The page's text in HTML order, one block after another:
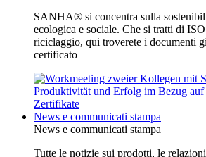
SANHA® si concentra sulla
ecologica e sociale. Che si tratti di
riciclaggio, qui troverete i documenti
certificato
News e communicati stampa
News e communicati stampa
Tutte le notizie sui prodotti, le